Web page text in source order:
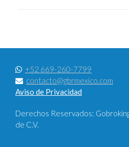
+52 669-260-7799
contacto@gbrmexico.com
Aviso de Privacidad
Derechos Reservados:
de C.V.